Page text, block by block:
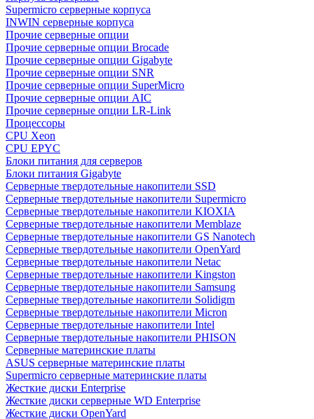
Supermicro серверные корпуса
INWIN серверные корпуса
Прочие серверные опции
Прочие серверные опции Brocade
Прочие серверные опции Gigabyte
Прочие серверные опции SNR
Прочие серверные опции SuperMicro
Прочие серверные опции AIC
Прочие серверные опции LR-Link
Процессоры
CPU Xeon
CPU EPYC
Блоки питания для серверов
Блоки питания Gigabyte
Серверные твердотельные накопители SSD
Cерверные твердотельные накопители Supermicro
Cерверные твердотельные накопители KIOXIA
Cерверные твердотельные накопители Memblaze
Cерверные твердотельные накопители GS Nanotech
Серверные твердотельные накопители OpenYard
Серверные твердотельные накопители Netac
Cерверные твердотельные накопители Kingston
Cерверные твердотельные накопители Samsung
Cерверные твердотельные накопители Solidigm
Cерверные твердотельные накопители Micron
Cерверные твердотельные накопители Intel
Cерверные твердотельные накопители PHISON
Серверные материнские платы
ASUS серверные материнские платы
Supermicro серверные материнские платы
Жесткие диски Enterprise
Жесткие диски серверные WD Enterprise
Жесткие диски OpenYard